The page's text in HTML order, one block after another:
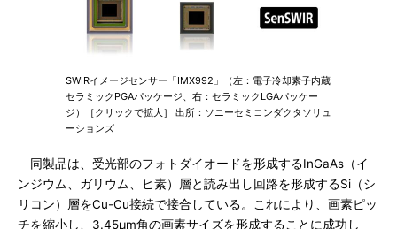
SWIRイメージセンサー「IMX992」（左：電子冷却素子内蔵
セラミックPGAパッケージ、右：セラミックLGAパッケー
ジ）［クリックで拡大］ 出所：ソニーセミコンダクタソリュ
ーションズ
同製品は、受光部のフォトダイオードを形成するInGaAs（イ
ンジウム、ガリウム、ヒ素）層と読み出し回路を形成するSi（シ
リコン）層をCu-Cu接続で接合している。これにより、画素ピッ
チを縮小し、3.45μm角の画素サイズを形成することに成功し